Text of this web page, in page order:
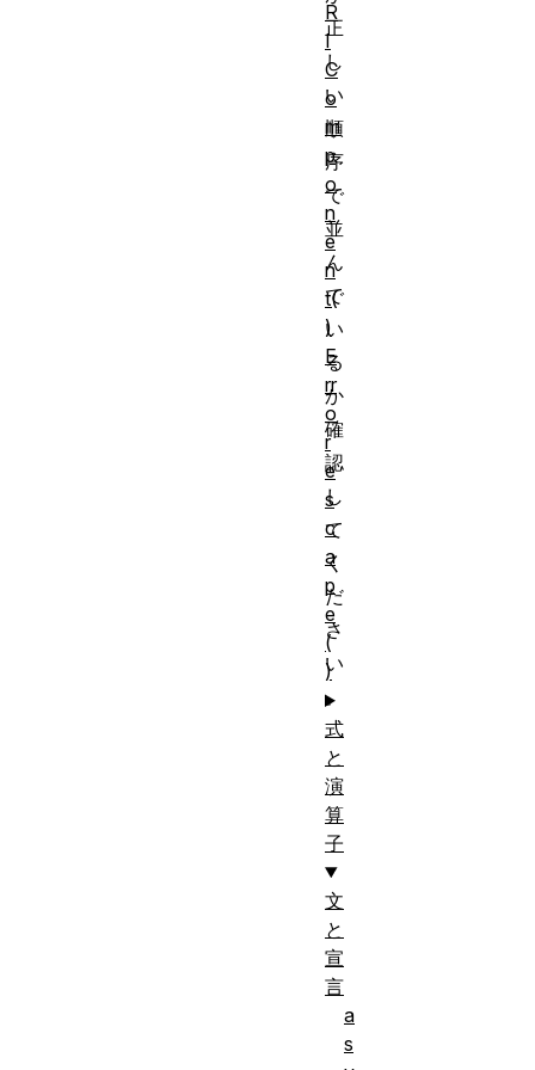
正
し
い
順
序
で
並
ん
で
い
る
か
確
認
し
て
く
だ
さ
い
。
R
I
C
o
m
p
o
n
e
n
t(
)
E
rr
o
r
e
s
c
a
p
e
(
)
式
と
演
算
子
文
と
宣
言
a
s